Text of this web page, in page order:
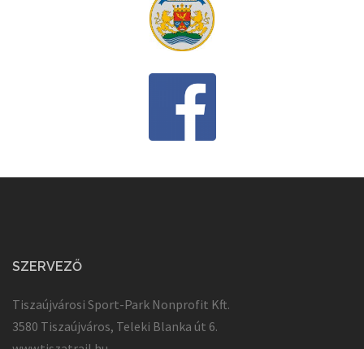
SZERVEZŐ
Tiszaújvárosi Sport-Park Nonprofit Kft.
3580 Tiszaújváros, Teleki Blanka út 6.